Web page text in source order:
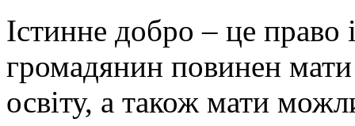
Істинне добро – це
громадянин повинен мати
освіту, а також мати